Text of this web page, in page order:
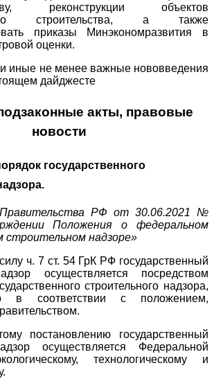
реконструкции объектов
строительства, а также
приказы Минэкономразвития в
оценки.
иные не менее важные нововведения
дайджесте
акты, правовые
новости
государственного
Правительства РФ от 30.06.2021 №
Положения о федеральном
строительном надзоре»
ч. 7 ст. 54 ГрК РФ государственный
осуществляется посредством
строительного надзора,
в соответствии с положением,
постановлению государственный
осуществляется Федеральной
технологическому и